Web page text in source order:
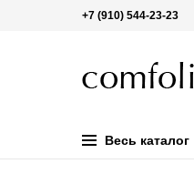
+7 (910) 544-23-23
Весь каталог